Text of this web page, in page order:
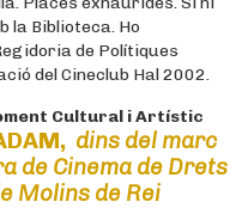
la Biblioteca. Ho
de Polítiques
del Cineclub Hal 2002.
Cultural i Artístic
dins del marc
de Cinema de Drets
Molins de Rei